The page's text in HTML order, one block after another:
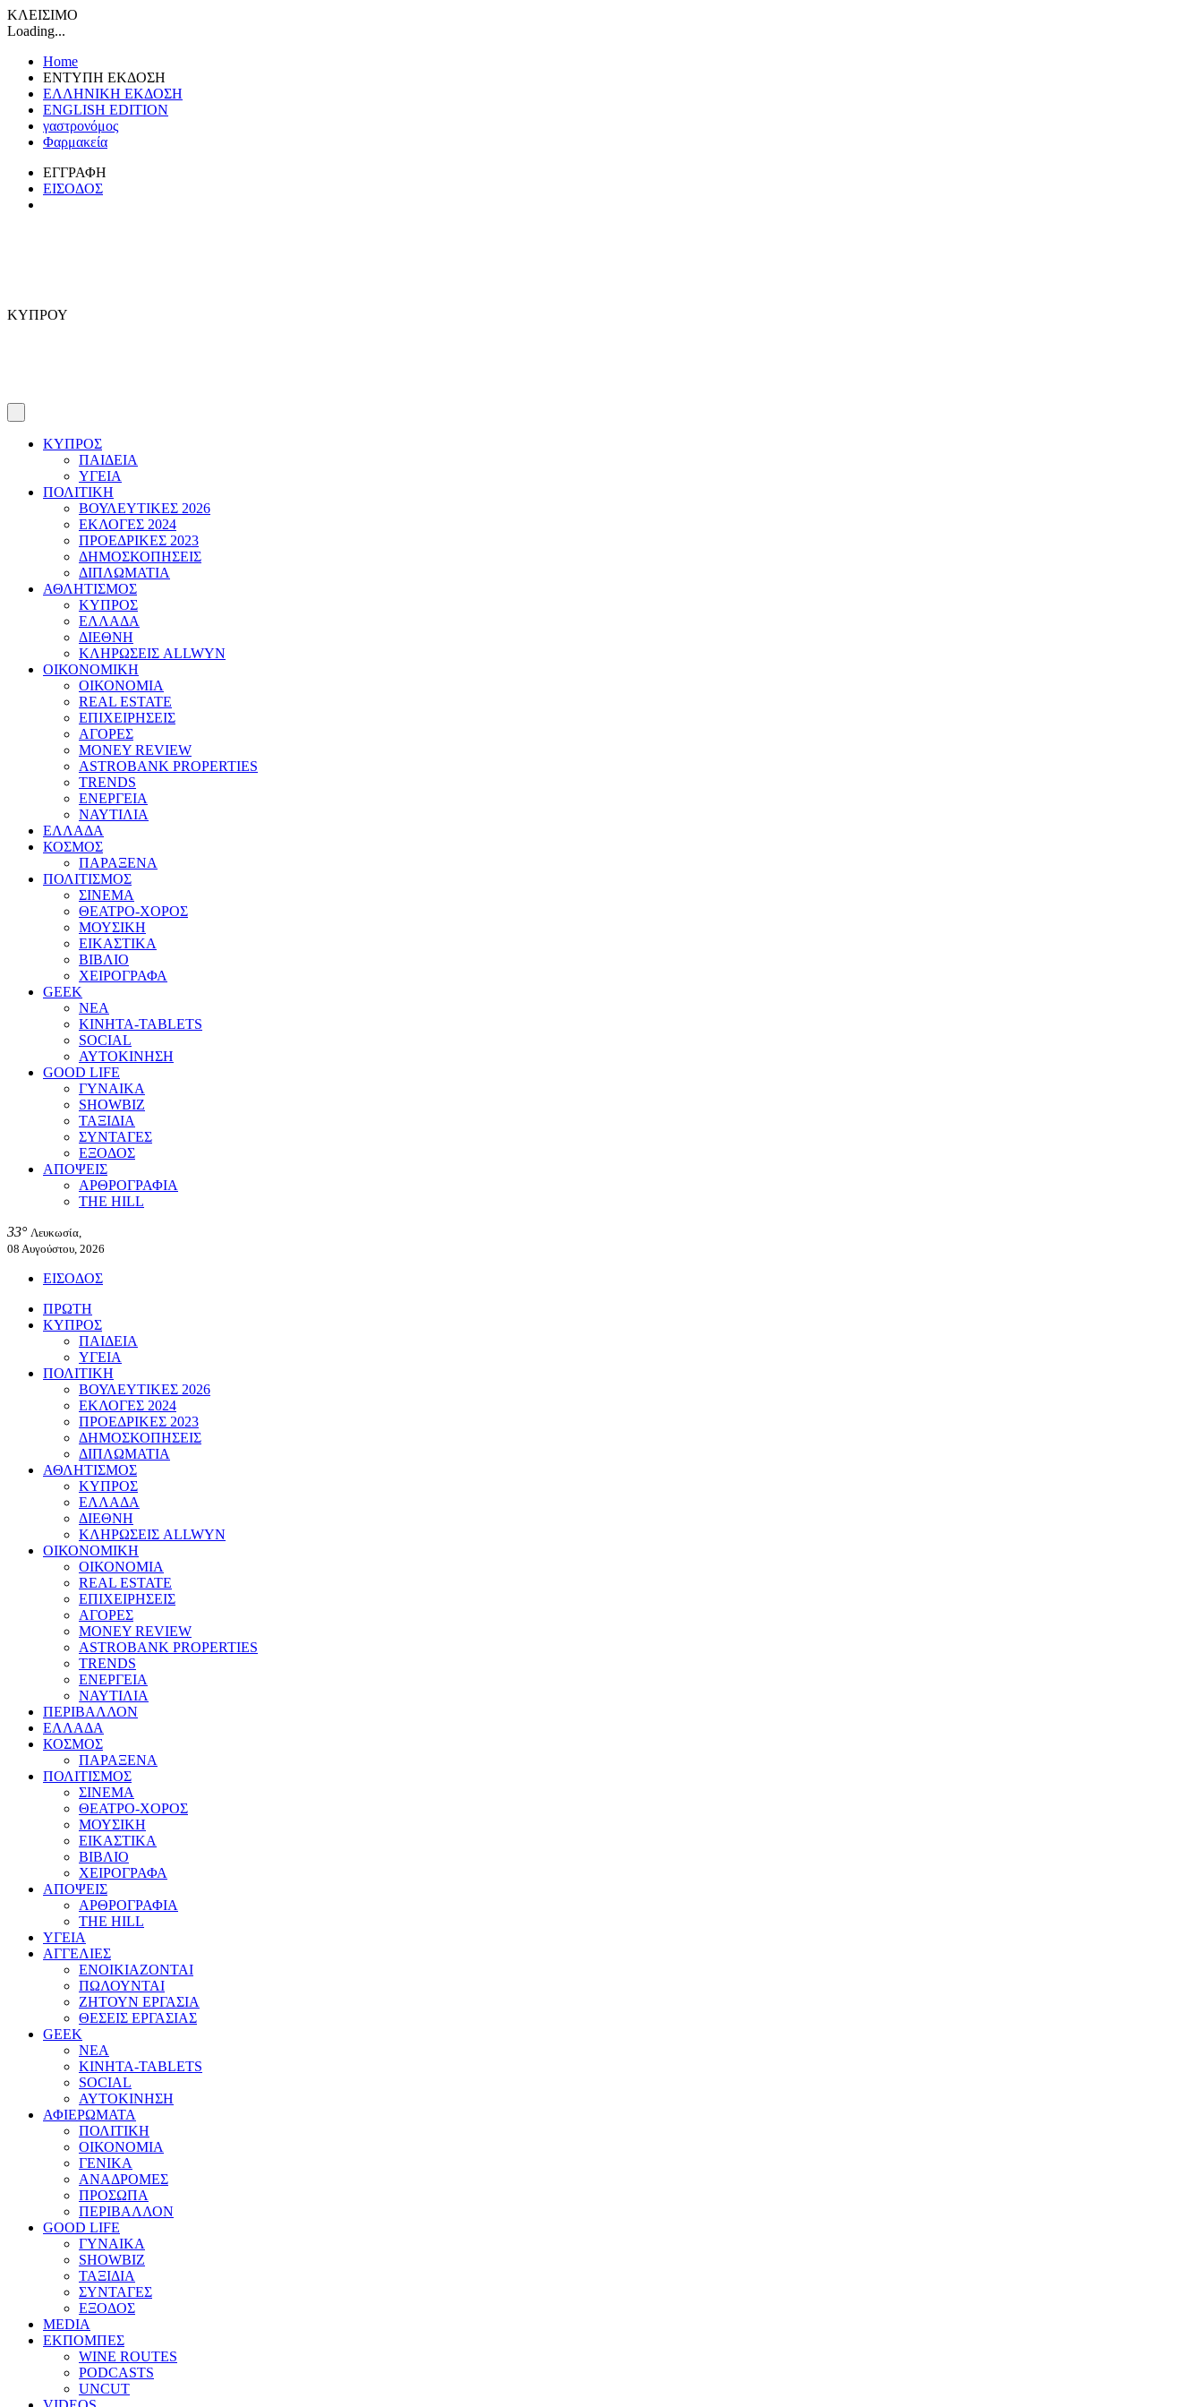
ΚΛΕΙΣΙΜΟ
Loading...
Home
ΕΝΤΥΠΗ ΕΚΔΟΣΗ
ΕΛΛΗΝΙΚΗ ΕΚΔΟΣΗ
ENGLISH EDITION
γαστρονόμος
Φαρμακεία
ΕΓΓΡΑΦΗ
ΕΙΣΟΔΟΣ
ΚΥΠΡΟΥ
ΚΥΠΡΟΣ
ΠΑΙΔΕΙΑ
ΥΓΕΙΑ
ΠΟΛΙΤΙΚΗ
ΒΟΥΛΕΥΤΙΚΕΣ 2026
ΕΚΛΟΓΕΣ 2024
ΠΡΟΕΔΡΙΚΕΣ 2023
ΔΗΜΟΣΚΟΠΗΣΕΙΣ
ΔΙΠΛΩΜΑΤΙΑ
ΑΘΛΗΤΙΣΜΟΣ
ΚΥΠΡΟΣ
ΕΛΛΑΔΑ
ΔΙΕΘΝΗ
ΚΛΗΡΩΣΕΙΣ ALLWYN
ΟΙΚΟΝΟΜΙΚΗ
ΟΙΚΟΝΟΜΙΑ
REAL ESTATE
ΕΠΙΧΕΙΡΗΣΕΙΣ
ΑΓΟΡΕΣ
MONEY REVIEW
ASTROBANK PROPERTIES
TRENDS
ΕΝΕΡΓΕΙΑ
ΝΑΥΤΙΛΙΑ
ΕΛΛΑΔΑ
ΚΟΣΜΟΣ
ΠΑΡΑΞΕΝΑ
ΠΟΛΙΤΙΣΜΟΣ
ΣΙΝΕΜΑ
ΘΕΑΤΡΟ-ΧΟΡΟΣ
ΜΟΥΣΙΚΗ
ΕΙΚΑΣΤΙΚΑ
ΒΙΒΛΙΟ
ΧΕΙΡΟΓΡΑΦΑ
GEEK
ΝΕΑ
ΚΙΝΗΤΑ-TABLETS
SOCIAL
ΑΥΤΟΚΙΝΗΣΗ
GOOD LIFE
ΓΥΝΑΙΚΑ
SHOWBIZ
ΤΑΞΙΔΙΑ
ΣΥΝΤΑΓΕΣ
ΕΞΟΔΟΣ
ΑΠΟΨΕΙΣ
ΑΡΘΡΟΓΡΑΦΙΑ
THE HILL
33° Λευκωσία,
08 Αυγούστου, 2026
ΕΙΣΟΔΟΣ
ΠΡΩΤΗ
ΚΥΠΡΟΣ
ΠΑΙΔΕΙΑ
ΥΓΕΙΑ
ΠΟΛΙΤΙΚΗ
ΒΟΥΛΕΥΤΙΚΕΣ 2026
ΕΚΛΟΓΕΣ 2024
ΠΡΟΕΔΡΙΚΕΣ 2023
ΔΗΜΟΣΚΟΠΗΣΕΙΣ
ΔΙΠΛΩΜΑΤΙΑ
ΑΘΛΗΤΙΣΜΟΣ
ΚΥΠΡΟΣ
ΕΛΛΑΔΑ
ΔΙΕΘΝΗ
ΚΛΗΡΩΣΕΙΣ ALLWYN
ΟΙΚΟΝΟΜΙΚΗ
ΟΙΚΟΝΟΜΙΑ
REAL ESTATE
ΕΠΙΧΕΙΡΗΣΕΙΣ
ΑΓΟΡΕΣ
MONEY REVIEW
ASTROBANK PROPERTIES
TRENDS
ΕΝΕΡΓΕΙΑ
ΝΑΥΤΙΛΙΑ
ΠΕΡΙΒΑΛΛΟΝ
ΕΛΛΑΔΑ
ΚΟΣΜΟΣ
ΠΑΡΑΞΕΝΑ
ΠΟΛΙΤΙΣΜΟΣ
ΣΙΝΕΜΑ
ΘΕΑΤΡΟ-ΧΟΡΟΣ
ΜΟΥΣΙΚΗ
ΕΙΚΑΣΤΙΚΑ
ΒΙΒΛΙΟ
ΧΕΙΡΟΓΡΑΦΑ
ΑΠΟΨΕΙΣ
ΑΡΘΡΟΓΡΑΦΙΑ
THE HILL
ΥΓΕΙΑ
ΑΓΓΕΛΙΕΣ
ΕΝΟΙΚΙΑΖΟΝΤΑΙ
ΠΩΛΟΥΝΤΑΙ
ΖΗΤΟΥΝ ΕΡΓΑΣΙΑ
ΘΕΣΕΙΣ ΕΡΓΑΣΙΑΣ
GEEK
ΝΕΑ
ΚΙΝΗΤΑ-TABLETS
SOCIAL
ΑΥΤΟΚΙΝΗΣΗ
ΑΦΙΕΡΩΜΑΤΑ
ΠΟΛΙΤΙΚΗ
ΟΙΚΟΝΟΜΙΑ
ΓΕΝΙΚΑ
ΑΝΑΔΡΟΜΕΣ
ΠΡΟΣΩΠΑ
ΠΕΡΙΒΑΛΛΟΝ
GOOD LIFE
ΓΥΝΑΙΚΑ
SHOWBIZ
ΤΑΞΙΔΙΑ
ΣΥΝΤΑΓΕΣ
ΕΞΟΔΟΣ
MEDIA
ΕΚΠΟΜΠΕΣ
WINE ROUTES
PODCASTS
UNCUT